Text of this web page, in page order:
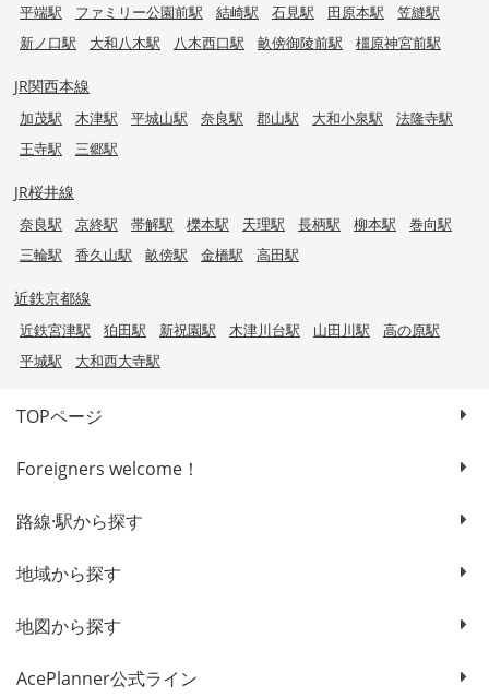
平端駅
ファミリー公園前駅 結崎駅 石見駅 田原本駅
笠縫駅
新ノ口駅
大和八木駅 八木西口駅 畝傍御陵前駅 橿原神宮前駅
JR関西本線
加茂駅 木津駅 平城山駅 奈良駅 郡山駅 大和小泉駅
法隆寺駅
王寺駅
三郷駅
JR桜井線
奈良駅 京終駅 帯解駅 櫟本駅 天理駅 長柄駅 柳本駅
巻向駅
三輪駅
香久山駅 畝傍駅 金橋駅 高田駅
近鉄京都線
近鉄宮津駅 狛田駅 新祝園駅 木津川台駅 山田川駅
高の原駅
平城駅
大和西大寺駅
TOPページ
Foreigners welcome！
路線·駅から探す
地域から探す
地図から探す
AcePlanner公式ライン